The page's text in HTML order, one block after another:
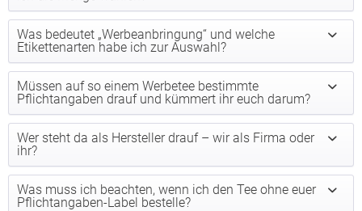
Was bedeutet „Werbeanbringung“ und welche
Etikettenarten habe ich zur Auswahl?
Müssen auf so einem Werbetee bestimmte
Pflichtangaben drauf und kümmert ihr euch darum?
Wer steht da als Hersteller drauf – wir als Firma oder
ihr?
Was muss ich beachten, wenn ich den Tee ohne euer
Pflichtangaben-Label bestelle?